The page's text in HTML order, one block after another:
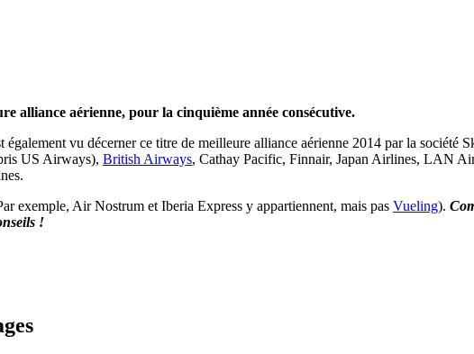
alliance aérienne, pour la cinquième année consécutive.
vu décerner ce titre de meilleure alliance aérienne 2014 par la société
US Airways), British Airways, Cathay Pacific, Finnair, Japan Airlines, LAN
exemple, Air Nostrum et Iberia Express y appartiennent, mais pas Vueling).
!